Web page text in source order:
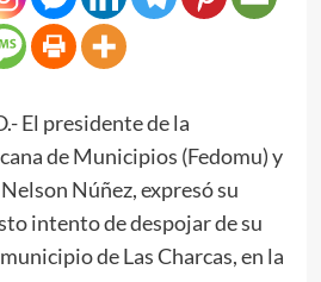
El presidente de la
de Municipios (Fedomu) y
Núñez, expresó su
intento de despojar de su
de Las Charcas, en la